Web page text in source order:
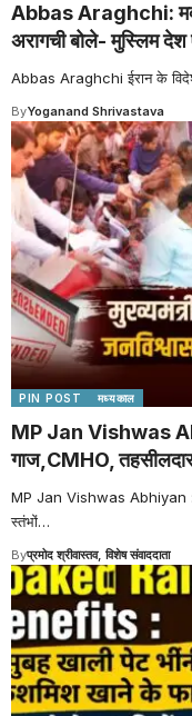
Abbas Araghchi:
अरागची बोले- मुस्लिम देश
Abbas Araghchi ईरान के
ByYoganand Shrivastava
PIN POST मध्यकाल
MP Jan Vishwas
गाज,CMHO,
MP Jan Vishwas Abhiyan :
स्तंभों…
Byप्रमोद श्रीवास्तव, विशेष संवाददाता